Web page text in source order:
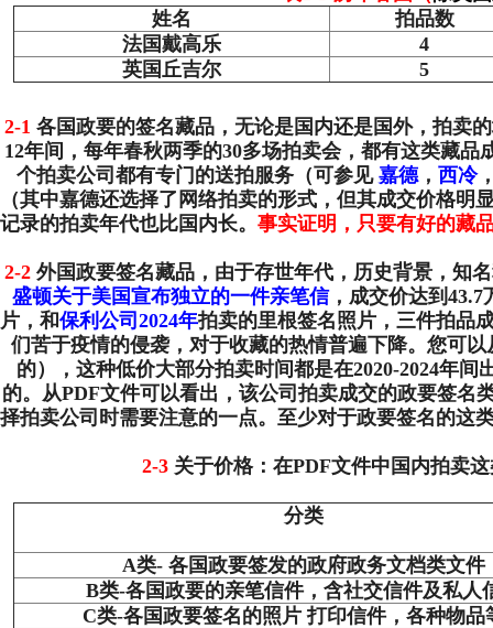
姓名
拍品数
法国戴高乐
4
英国丘吉尔
5
2-1 各国政要的签名藏品，无论是国内还是国外，拍卖
12年间，每年春秋两季的30多场拍卖会，都有这类藏品
个拍卖公司都有专门的送拍服务（可参见嘉德， 西冷
（其中嘉德还选择了网络拍卖的形式，但其成交价格
记录的拍卖年代也比国内长。 事实证明，只要有好的藏
2-2外国政要签名藏品，由于存世年代，历史背景，知
盛顿关于美国宣布独立的一件亲笔信，成交价达到43.7
片，和保利公司2024年拍卖的里根签名照片，三件拍品
们苦于疫情的侵袭，对于收藏的热情普遍下降。您可
的），这种低价大部分拍卖时间都是在2020-2024年
的。从PDF文件可以看出，该公司拍卖成交的政要签名
择拍卖公司时需要注意的一点。至少对于政要签名的这
2-3关于价格：在PDF文件中国内拍卖
分类
A类- 各国政要签发的政府政务文档类文件
B类-各国政要的亲笔信件，含社交信件及私人
C类-各国政要签名的照片 打印信件，各种物品